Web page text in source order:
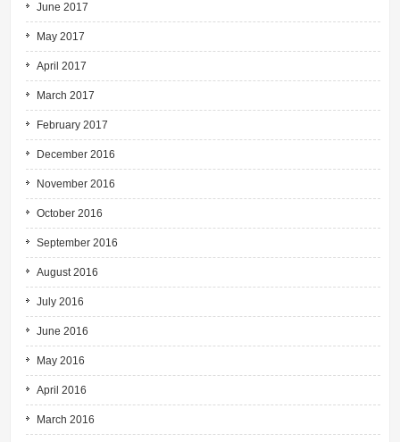
June 2017
May 2017
April 2017
March 2017
February 2017
December 2016
November 2016
October 2016
September 2016
August 2016
July 2016
June 2016
May 2016
April 2016
March 2016